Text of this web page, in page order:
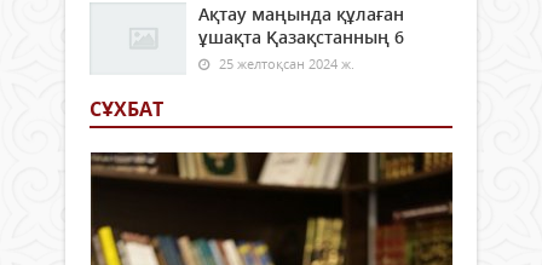
Ақтау маңында құлаған
ұшақта Қазақстанның 6
25 желтоқсан 2024 ж.
СҰХБАТ